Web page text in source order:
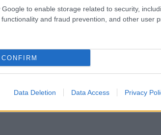
Google to enable storage related to security,
and fraud prevention, and other user
CONFIRM
Data Deletion Data Access Privacy